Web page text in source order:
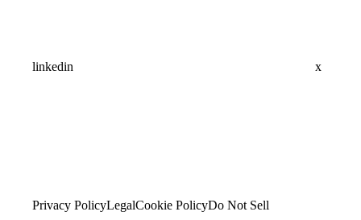
linkedin x
Privacy PolicyLegalCookie PolicyDo Not Sell